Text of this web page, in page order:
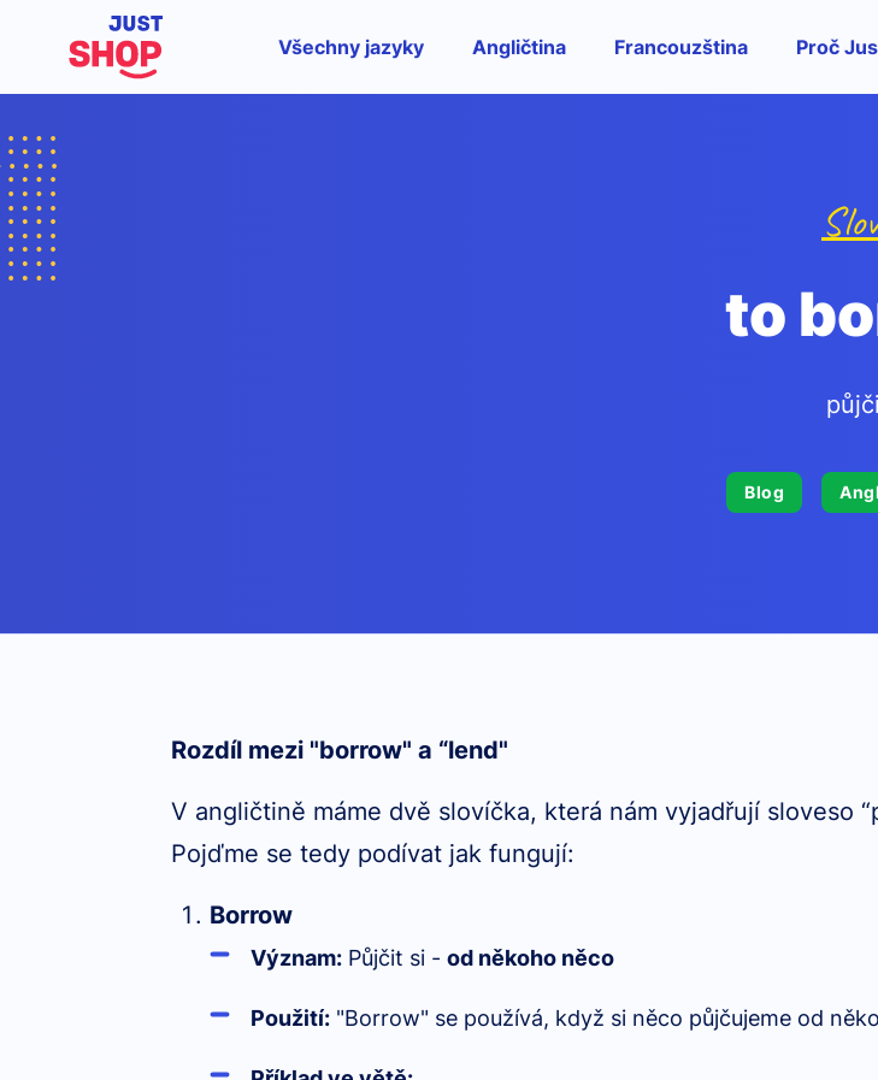
Všechny jazyky Angličtina Francouzština Proč
to
Blog
Rozdíl mezi "borrow" a “lend"
V angličtině máme dvě slovíčka, která nám vyjadřují sloveso
Pojďme se tedy podívat jak fungují:
Borrow
Význam: Půjčit si -od někoho něco
Použití: "Borrow" se používá, když si něco půjčujeme od